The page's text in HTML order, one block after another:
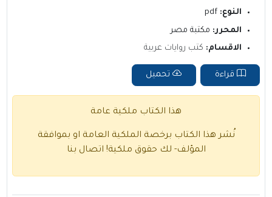
النوع:
المحرر: مكتبة مصر
الاقسام: كتب روايات عربية
قراءة تحميل
هذا الكتاب ملكية عامة
نُشر هذا الكتاب برخصة الملكية العامة او بموافقة
المؤلف- لك حقوق ملكية! اتصال بنا